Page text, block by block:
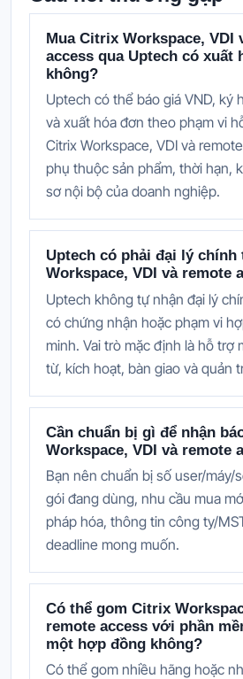
Mua Citrix Workspace, VDI
access qua Uptech có xuất
không?
Uptech có thể báo giá VND, ký
và xuất hóa đơn theo phạm vi
Citrix Workspace, VDI và
phụ thuộc sản phẩm, thời hạn,
sơ nội bộ của doanh nghiệp.
Uptech có phải đại lý
Workspace, VDI và remote
Uptech không tự nhận đại lý
có chứng nhận hoặc phạm vi
minh. Vai trò mặc định là hỗ trợ
từ, kích hoạt, bàn giao và quản
Cần chuẩn bị gì để nhận
Workspace, VDI và remote
Bạn nên chuẩn bị số user/máy/
gói đang dùng, nhu cầu mua
pháp hóa, thông tin công ty/
deadline mong muốn.
Có thể gom Citrix
remote access với phần
một hợp đồng không?
Có thể gom nhiều hãng hoặc